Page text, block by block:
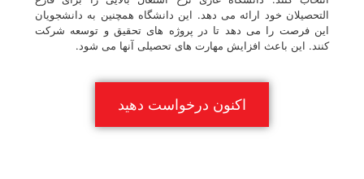
التحصیلان خود ارائه می دهد. این دانشگاه همچنین به دانشجویان
این فرصت را می دهد تا در پروژه های تحقیق و توسعه شرکت
کنند. این باعث افزایش مهارت های تحصیلی آنها می شود.
اکنون درخواست دهید